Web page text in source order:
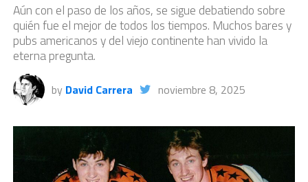
Aún con el paso de los años, se sigue debatiendo sobre
quién fue el mejor de todos los tiempos. Muchos bares y
pubs americanos y del viejo continente han vivido la
eterna pregunta.
by David Carrera noviembre 8, 2025